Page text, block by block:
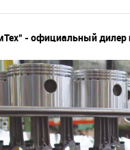
- официальный дилер